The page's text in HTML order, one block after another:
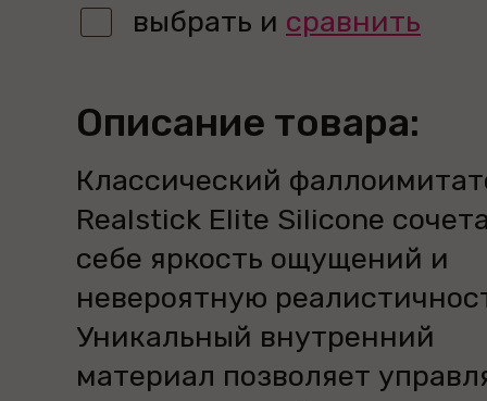
выбрать и сравнить
Описание товара:
Классический
Realstick Elite Silicone
себе яркость ощущений и
невероятную
Уникальный внутренний
материал позволяет